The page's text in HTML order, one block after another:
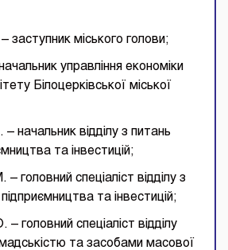
міського голови;
начальник управління економіки
Білоцерківської міської
відділу з питань
та інвестицій;
головний спеціаліст відділу з
та інвестицій;
головний спеціаліст відділу
та засобами масової